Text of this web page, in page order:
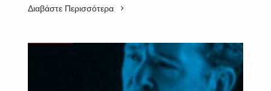
Διαβάστε Περισσότερα